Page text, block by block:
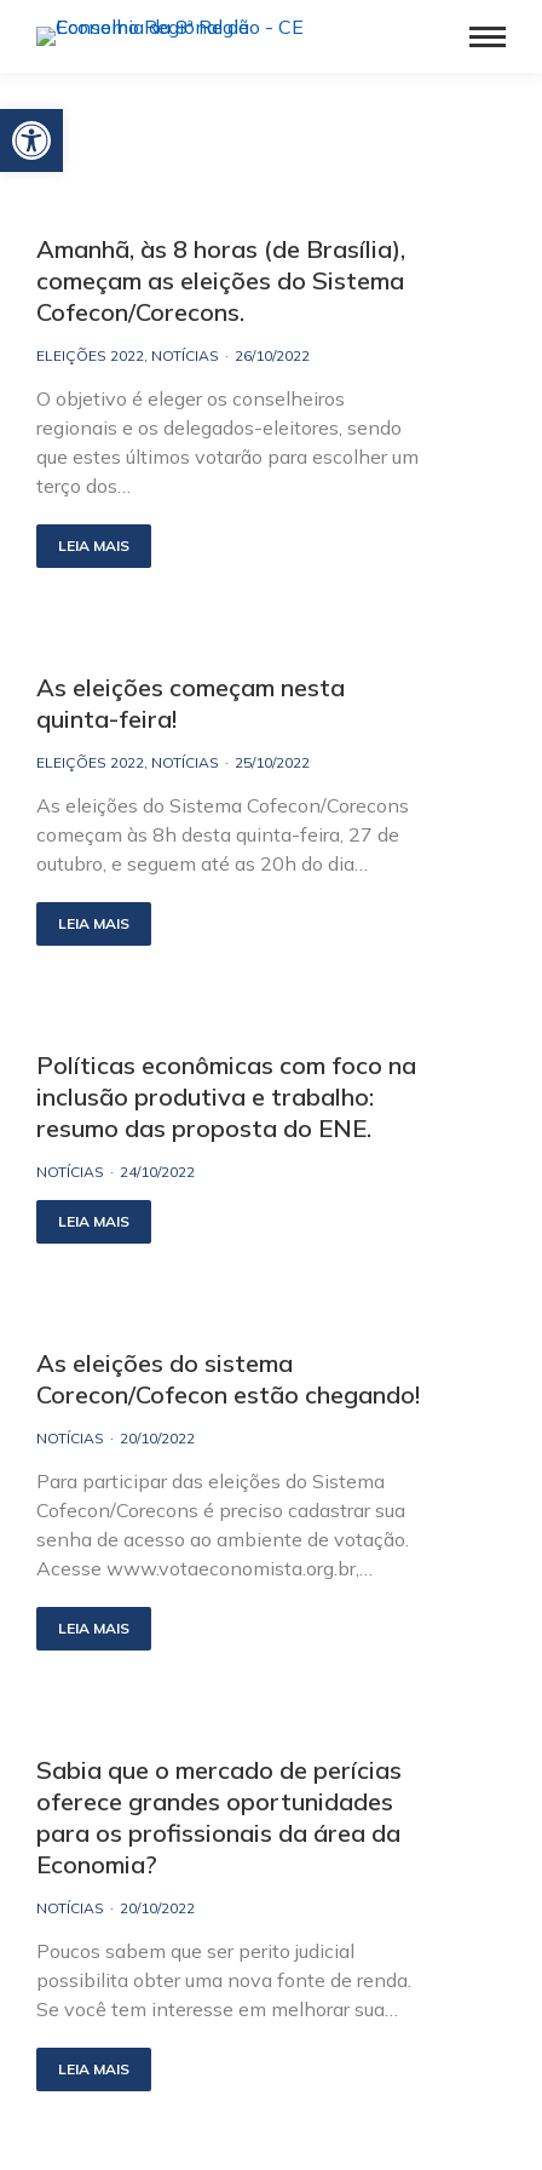
Barra de Ferramentas Aberta
Amanhã, às 8 horas (de Brasília),
começam as eleições do Sistema
Cofecon/Corecons.
ELEIÇÕES 2022, NOTÍCIAS 26/10/2022
O objetivo é eleger os conselheiros
regionais e os delegados-eleitores, sendo
que estes últimos votarão para escolher um
terço dos…
LEIA MAIS
As eleições começam nesta
quinta-feira!
ELEIÇÕES 2022, NOTÍCIAS 25/10/2022
As eleições do Sistema Cofecon/Corecons
começam às 8h desta quinta-feira, 27 de
outubro, e seguem até as 20h do dia…
LEIA MAIS
Políticas econômicas com foco na
inclusão produtiva e trabalho:
resumo das proposta do ENE.
NOTÍCIAS 24/10/2022
LEIA MAIS
As eleições do sistema
Corecon/Cofecon estão chegando!
NOTÍCIAS 20/10/2022
Para participar das eleições do Sistema
Cofecon/Corecons é preciso cadastrar sua
senha de acesso ao ambiente de votação.
Acesse www.votaeconomista.org.br,…
LEIA MAIS
Sabia que o mercado de perícias
oferece grandes oportunidades
para os profissionais da área da
Economia?
NOTÍCIAS 20/10/2022
Poucos sabem que ser perito judicial
possibilita obter uma nova fonte de renda.
Se você tem interesse em melhorar sua…
LEIA MAIS